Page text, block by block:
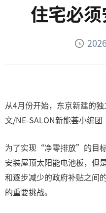
住宅必
从4月份开始，东京新建的
文/NE-SALON新能荟小编团
为了实现“净零排放”的目
安装屋顶太阳能电池板，但
和逐步减少的政府补贴之间
的重要挑战。